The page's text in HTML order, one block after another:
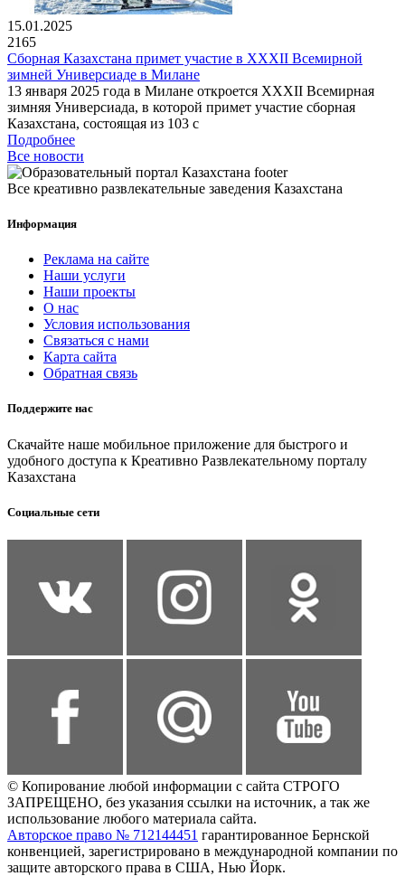
15.01.2025
2165
Сборная Казахстана примет участие в XXXII Всемирной
зимней Универсиаде в Милане
13 января 2025 года в Милане откроется XXXII Всемирная
зимняя Универсиада, в которой примет участие сборная
Казахстана, состоящая из 103 с
Подробнее
Все новости
Все креативно развлекательные заведения Казахстана
Информация
Реклама на сайте
Наши услуги
Наши проекты
О нас
Условия использования
Связаться с нами
Карта сайта
Обратная связь
Поддержите нас
Скачайте наше мобильное приложение для быстрого и
удобного доступа к Креативно Развлекательному порталу
Казахстана
Социальные сети
© Копирование любой информации с сайта СТРОГО
ЗАПРЕЩЕНО, без указания ссылки на источник, а так же
использование любого материала сайта.
Авторское право № 712144451 гарантированное Бернской
конвенцией, зарегистрировано в международной компании по
защите авторского права в США, Нью Йорк.